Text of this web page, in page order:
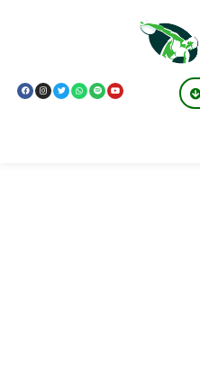
Livro 10